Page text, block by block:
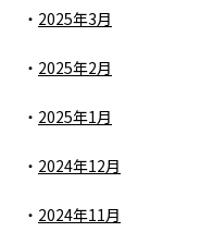
2025年3月
2025年2月
2025年1月
2024年12月
2024年11月